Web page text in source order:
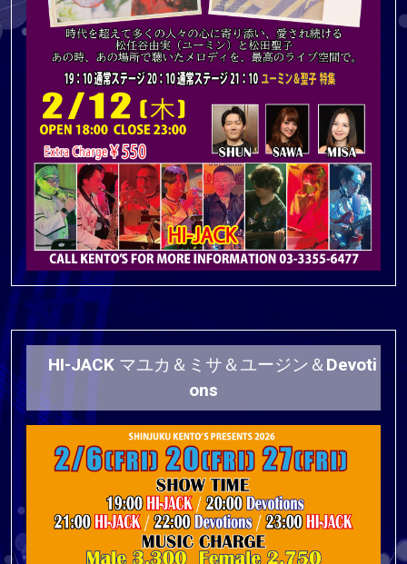
HI-JACK マユカ＆ミサ＆ユージン＆Devoti
ons